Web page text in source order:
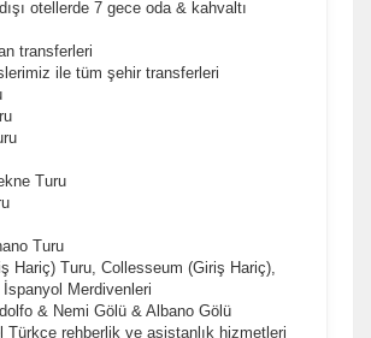
otellerde 7 gece oda & kahvaltı
transferleri
ile tüm şehir transferleri
Turu
Turu
Hariç) Turu, Collesseum (Giriş Hariç),
Merdivenleri
& Nemi Gölü & Albano Gölü
rehberlik ve asistanlık hizmetleri